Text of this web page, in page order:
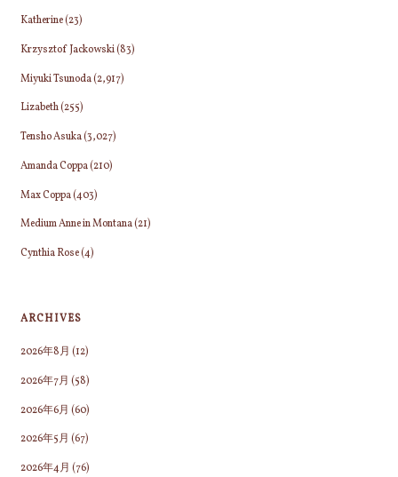
Katherine(23)
Krzysztof Jackowski(83)
Miyuki Tsunoda(2,917)
Lizabeth(255)
Tensho Asuka(3,027)
Amanda Coppa(210)
Max Coppa(403)
Medium Anne in Montana(21)
Cynthia Rose(4)
ARCHIVES
2026年8月 (12)
2026年7月 (58)
2026年6月 (60)
2026年5月 (67)
2026年4月 (76)